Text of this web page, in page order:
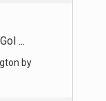
by